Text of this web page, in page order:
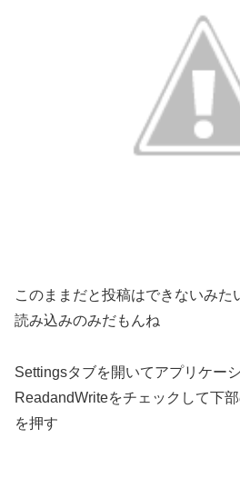
このままだと投稿はできないみた
読み込みのみだもんね
Settingsタブを開いてアプリケー
ReadandWriteをチェックして下
を押す